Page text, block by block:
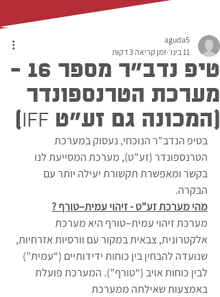
טיפ נדב״ר מספר 16 -
מערכת הטרנספונדר
(המכונה גם זע"ט IFF)
aguda5
11 בינו׳
זמן קריאה 3 דקות
בטיפ הנדב"ר הנוכחי, נעסוק במערכת
הטרנספונדר (זע"ט), מערכת המסייעת לנו
בקשר ומאפשרת תקשורת יעילה יותר עם
הבקרה.
מהי מערכת זע"ט - זיהוי עמית–טורף ?
מערכת זיהוי עמית–טורף היא מערכת
אלקטרונית, צבאית במקור עם וורסיות אזרחיות,
שנועדה להבחין בין כוחות ידידותיים (“עמית”)
לבין כוחות אויב (“טורף”). המערכת פועלת
באמצעות שאילתה ממערכת